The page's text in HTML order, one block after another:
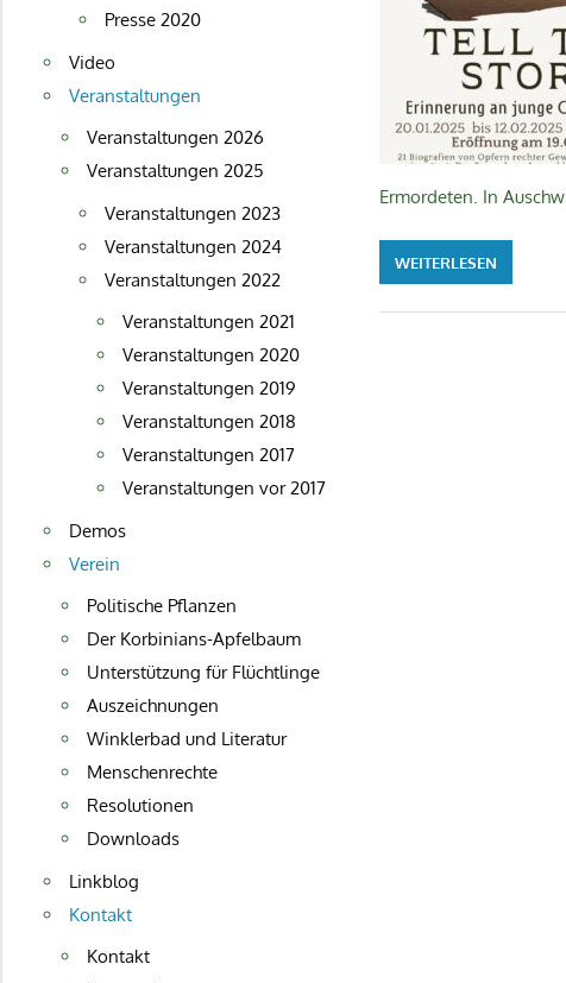
Ermordeten. In
WEITERLESEN
Presse 2020
Video
Veranstaltungen
Veranstaltungen 2026
Veranstaltungen 2025
Veranstaltungen 2023
Veranstaltungen 2024
Veranstaltungen 2022
Veranstaltungen 2021
Veranstaltungen 2020
Veranstaltungen 2019
Veranstaltungen 2018
Veranstaltungen 2017
Veranstaltungen vor 2017
Demos
Verein
Politische Pflanzen
Der Korbinians-Apfelbaum
Unterstützung für Flüchtlinge
Auszeichnungen
Winklerbad und Literatur
Menschenrechte
Resolutionen
Downloads
Linkblog
Kontakt
Kontakt